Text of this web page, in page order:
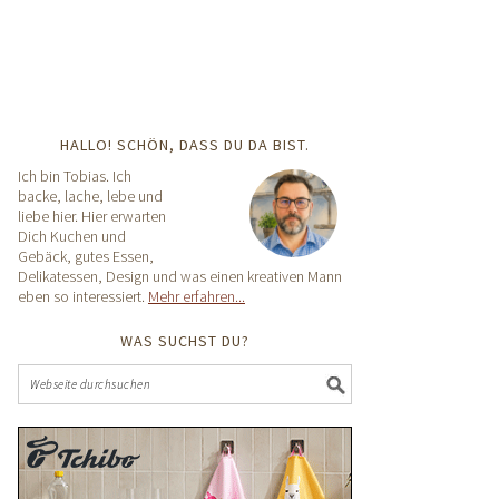
HALLO! SCHÖN, DASS DU DA BIST.
Ich bin Tobias. Ich
backe, lache, lebe und
liebe hier. Hier erwarten
Dich Kuchen und
Gebäck, gutes Essen,
Delikatessen, Design und was einen kreativen Mann
eben so interessiert. Mehr erfahren...
WAS SUCHST DU?